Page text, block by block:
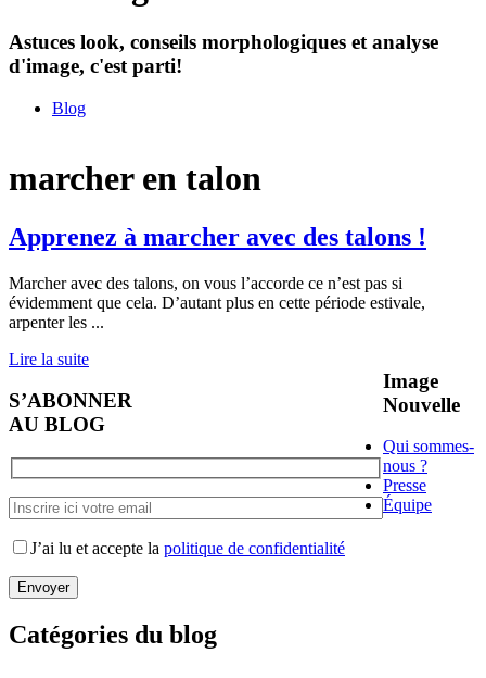
Astuces look, conseils morphologiques et analyse
d'image, c'est parti!
Blog
marcher en talon
Apprenez à marcher avec des talons !
Marcher avec des talons, on vous l’accorde ce n’est pas si
évidemment que cela. D’autant plus en cette période estivale,
arpenter les ...
Lire la suite
S’ABONNER
AU BLOG
J’ai lu et accepte la politique de confidentialité
Catégories du blog
Image
Nouvelle
Qui sommes-
nous ?
Presse
Équipe